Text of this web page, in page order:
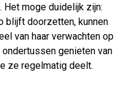
Het moge duidelijk zijn:
blijft doorzetten, kunnen
van haar verwachten op
genieten van
ze regelmatig deelt.